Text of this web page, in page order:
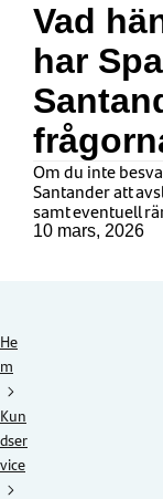
Vad
har
Om du inte
Santander att
samt eventuell
10 mars, 2026
He
m
Kun
dser
vice